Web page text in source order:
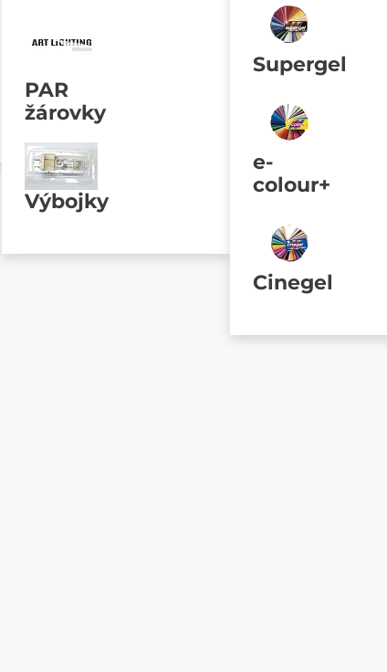
PAR
žárovky
Výbojky
Supergel
e-
colour+
Cinegel